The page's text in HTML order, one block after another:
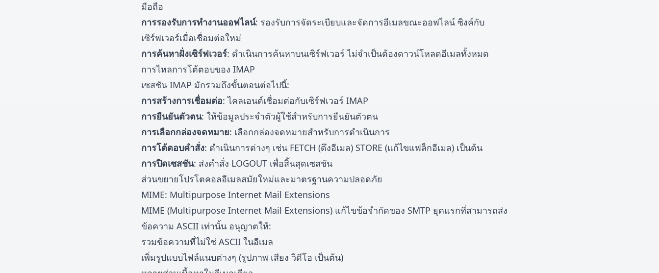
มือถือ
การรองรับการทำงานออฟไลน์: รองรับการจัดระเบียบและจัดการอีเมลขณะออฟไลน์ ซิงค์กับ
เซิร์ฟเวอร์เมื่อเชื่อมต่อใหม่
การค้นหาฝั่งเซิร์ฟเวอร์: ดำเนินการค้นหาบนเซิร์ฟเวอร์ ไม่จำเป็นต้องดาวน์โหลดอีเมลทั้งหมด
การไหลการโต้ตอบของ IMAP
เซสชัน IMAP มักรวมถึงขั้นตอนต่อไปนี้:
การสร้างการเชื่อมต่อ: ไคลเอนต์เชื่อมต่อกับเซิร์ฟเวอร์ IMAP
การยืนยันตัวตน: ให้ข้อมูลประจำตัวผู้ใช้สำหรับการยืนยันตัวตน
การเลือกกล่องจดหมาย: เลือกกล่องจดหมายสำหรับการดำเนินการ
การโต้ตอบคำสั่ง: ดำเนินการต่างๆ เช่น FETCH (ดึงอีเมล) STORE (แก้ไขแฟล็กอีเมล) เป็นต้น
การปิดเซสชัน: ส่งคำสั่ง LOGOUT เพื่อสิ้นสุดเซสชัน
ส่วนขยายโปรโตคอลอีเมลสมัยใหม่และมาตรฐานความปลอดภัย
MIME: Multipurpose Internet Mail Extensions
MIME (Multipurpose Internet Mail Extensions) แก้ไขข้อจำกัดของ SMTP ยุคแรกที่สามารถส่ง
ข้อความ ASCII เท่านั้น อนุญาตให้:
รวมข้อความที่ไม่ใช่ ASCII ในอีเมล
เพิ่มรูปแบบไฟล์แนบต่างๆ (รูปภาพ เสียง วิดีโอ เป็นต้น)